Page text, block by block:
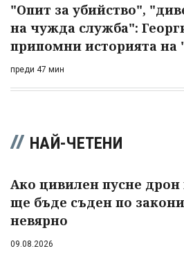
"Опит за убийство",
на чужда служба":
припомни историята
преди 47 мин
НАЙ-ЧЕТЕНИ
Ако цивилен пусне
ще бъде съден по
невярно
09.08.2026